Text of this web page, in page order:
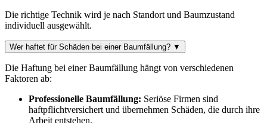
Die richtige Technik wird je nach Standort und Baumzustand
individuell ausgewählt.
Wer haftet für Schäden bei einer Baumfällung? ▼
Die Haftung bei einer Baumfällung hängt von verschiedenen
Faktoren ab:
Professionelle Baumfällung: Seriöse Firmen sind
haftpflichtversichert und übernehmen Schäden, die durch ihre
Arbeit entstehen.